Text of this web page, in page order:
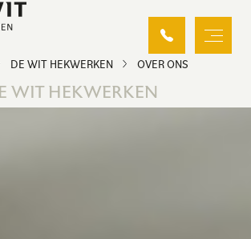
DE WIT HEKWERKEN OVER ONS
WIT HEKWERKEN